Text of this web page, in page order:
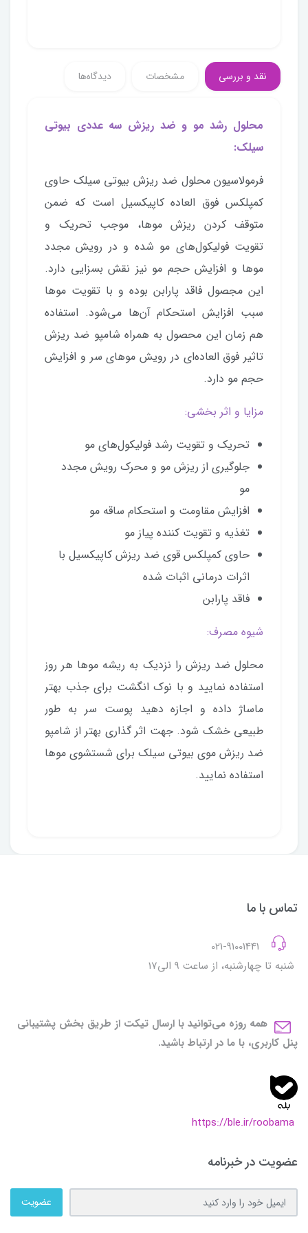
نقد و بررسی مشخصات دیدگاه‌ها
محلول رشد مو و ضد ریزش سه عددی بیوتی
سیلک:
فرمولاسیون محلول ضد ریزش بیوتی سیلک حاوی
کمپلکس فوق العاده کاپیکسیل است که ضمن
متوقف کردن ریزش موها، موجب تحریک و
تقویت فولیکول‌های مو شده و در رویش مجدد
موها و افزایش حجم مو نیز نقش بسزایی دارد.
این مجصول فاقد پارابن بوده و با تقویت موها
سبب افزایش استحکام آن‌ها می‌شود. استفاده
هم زمان این محصول به همراه شامپو ضد ریزش
تاثیر فوق العاده‌ای در رویش موهای سر و افزایش
حجم مو دارد.
مزایا و اثر بخشی:
تحریک و تقویت رشد فولیکول‌های مو
جلوگیری از ریزش مو و محرک رویش مجدد
مو
افزایش مقاومت و استحکام ساقه مو
تغذیه و تقویت کننده پیاز مو
حاوی کمپلکس قوی ضد ریزش کاپیکسیل با
اثرات درمانی اثبات شده
فاقد پارابن
شیوه مصرف:
محلول ضد ریزش را نزدیک به ریشه موها هر روز
استفاده نمایید و با نوک انگشت برای جذب بهتر
ماساژ داده و اجازه دهید پوست سر به طور
طبیعی خشک شود. جهت اثر گذاری بهتر از شامپو
ضد ریزش موی بیوتی سیلک برای شستشوی موها
استفاده نمایید.
تماس با ما
شنبه تا چهارشنبه، از ساعت 9 الی17
همه روزه می‌توانید با ارسال تیکت از طریق بخش پشتیبانی
پنل کاربری، با ما در ارتباط باشید.
https://ble.ir/roobama
عضویت در خبرنامه
عضویت